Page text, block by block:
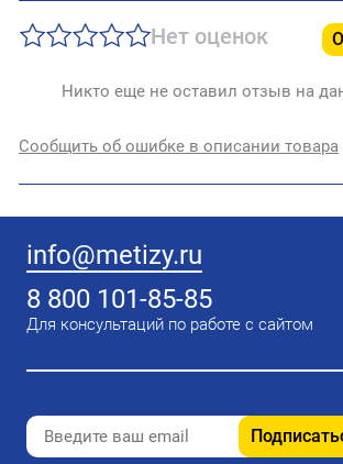
Нет оценок
Никто еще не оставил отзыв на
Сообщить об ошибке в описании товара
info@metizy.ru
8 800 101-85-85
Для консультаций по работе с сайтом